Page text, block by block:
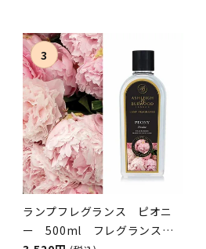
ランプフレグランス ピオニ
ー 500ml フレグランスラ